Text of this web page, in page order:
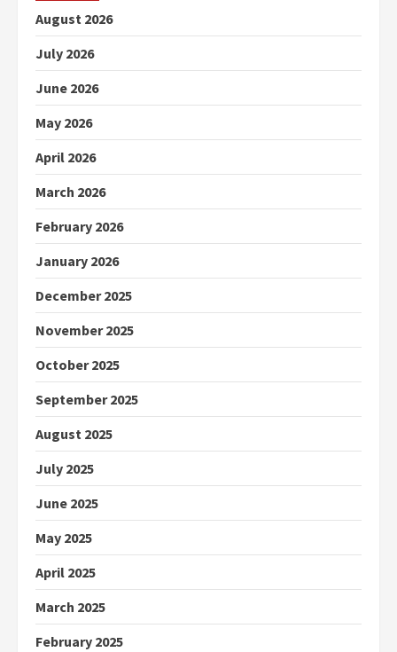
August 2026
July 2026
June 2026
May 2026
April 2026
March 2026
February 2026
January 2026
December 2025
November 2025
October 2025
September 2025
August 2025
July 2025
June 2025
May 2025
April 2025
March 2025
February 2025